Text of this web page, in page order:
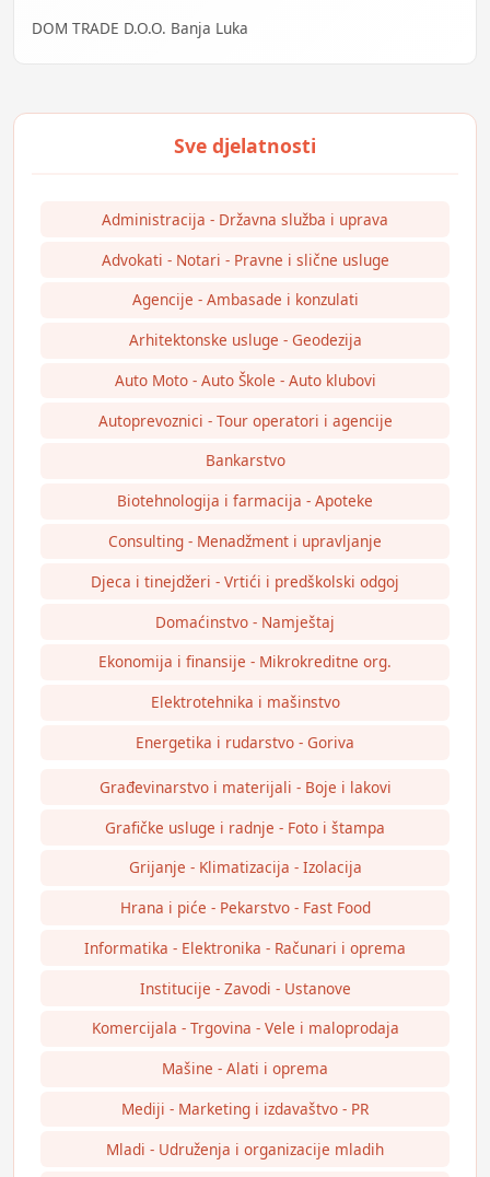
DOM TRADE D.O.O. Banja Luka
Administracija - Državna služba i uprava
Advokati - Notari - Pravne i slične usluge
Agencije - Ambasade i konzulati
Arhitektonske usluge - Geodezija
Auto Moto - Auto Škole - Auto klubovi
Autoprevoznici - Tour operatori i agencije
Bankarstvo
Biotehnologija i farmacija - Apoteke
Consulting - Menadžment i upravljanje
Djeca i tinejdžeri - Vrtići i predškolski odgoj
Domaćinstvo - Namještaj
Ekonomija i finansije - Mikrokreditne org.
Elektrotehnika i mašinstvo
Energetika i rudarstvo - Goriva
Građevinarstvo i materijali - Boje i lakovi
Grafičke usluge i radnje - Foto i štampa
Grijanje - Klimatizacija - Izolacija
Hrana i piće - Pekarstvo - Fast Food
Informatika - Elektronika - Računari i oprema
Institucije - Zavodi - Ustanove
Komercijala - Trgovina - Vele i maloprodaja
Mašine - Alati i oprema
Mediji - Marketing i izdavaštvo - PR
Mladi - Udruženja i organizacije mladih